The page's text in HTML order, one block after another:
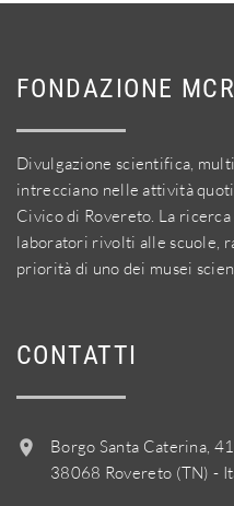
FONDAZIONE MCR
Divulgazione scientifica,
intrecciano nelle attività
Civico di Rovereto. La
laboratori rivolti alle scuole,
priorità di uno dei musei
CONTATTI
Borgo Santa Caterina, 41
38068 Rovereto (TN) -